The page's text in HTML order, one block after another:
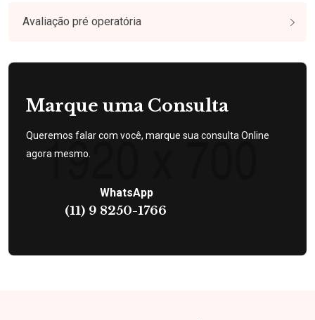
Avaliação pré operatória
Marque uma Consulta
Queremos falar com você, marque sua consulta Online
agora mesmo.
WhatsApp
(11) 9 8250-1766